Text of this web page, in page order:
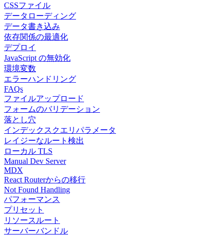
CSSファイル
データローディング
データ書き込み
依存関係の最適化
デプロイ
JavaScript の無効化
環境変数
エラーハンドリング
FAQs
ファイルアップロード
フォームのバリデーション
落とし穴
インデックスクエリパラメータ
レイジーなルート検出
ローカル TLS
Manual Dev Server
MDX
React Routerからの移行
Not Found Handling
パフォーマンス
プリセット
リソースルート
サーバーバンドル